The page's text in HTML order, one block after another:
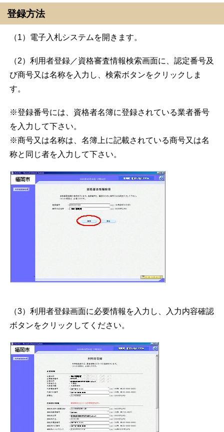
登録方法
（1）電子入札システムを開きます。
（2）利用者登録／資格審査情報検索画面に、認定番号及
び商号又は名称を入力し、検索ボタンをクリックしま
す。
※登録番号には、資格者名簿に登録されている業者番号
を入力して下さい。
※商号又は名称は、名簿上に記載されている商号又は名
称と同じ者を入力して下さい。
（3）利用者登録画面に必要情報を入力し、入力内容確認
ボタンをクリックしてください。